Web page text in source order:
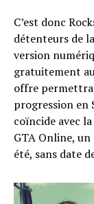
C’est donc
détenteurs de
version
gratuitement
offre
progression en
coïncide avec
GTA Online,
été, sans date